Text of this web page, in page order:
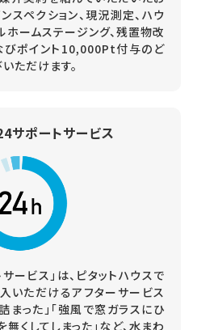
スペクション、現況測定、ハウ
ホームステージング、残置物改
びポイント10,000Pt付与のど
ただけます。
サポートサービス
ービス」は、ピタットハウスで
いただけるアフターサービス
まった」「強風で窓ガラスにひ
くしてしまった」など、水まわ